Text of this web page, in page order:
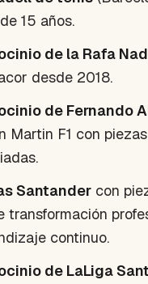
15 años.
de la Rafa
desde 2018.
de Fernando
Martin F1 con
Santander con
transformación
continuo.
de LaLiga